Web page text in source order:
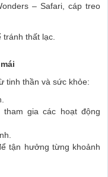
– Safari, cáp treo
tránh thất lạc.
tinh thần và sức khỏe:
gia các hoạt động
tận hưởng từng khoảnh